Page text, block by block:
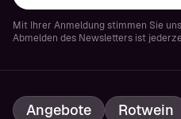
Mit Ihrer Anmeldung stimmen Sie
Abmelden des Newsletters ist
Angebote Rotwein